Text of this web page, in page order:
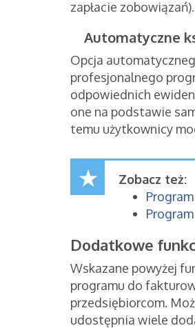
zapłacie zobowiązań).
Automatyczne
Opcja
profesjonalnego
odpowiednich
one na podstawie
temu użytkownicy
Zobacz też:
Dodatkowe
Wskazane powyżej
programu do
przedsiębiorcom.
udostępnia wiele